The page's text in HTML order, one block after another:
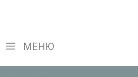
МЕНЮ